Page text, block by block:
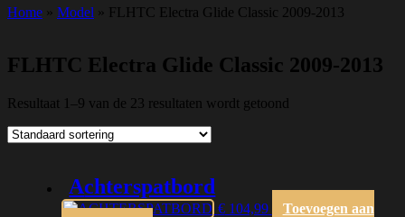
Home » Model » FLHTC Electra Glide Classic 2009-2013
FLHTC Electra Glide Classic 2009-2013
Resultaat 1–9 van de 23 resultaten wordt getoond
achterspatbord
€104,99
Toevoegen aan